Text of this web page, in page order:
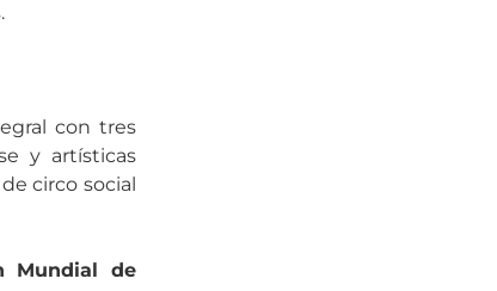
con tres
y artísticas
circo social
Mundial de